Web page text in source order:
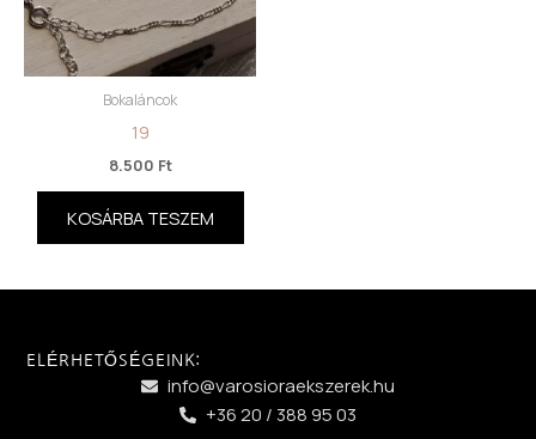
Bokaláncok
19
8.500 Ft
KOSÁRBA TESZEM
ELÉRHETŐSÉGEINK:
info@varosioraekszerek.hu
+36 20 / 388 95 03